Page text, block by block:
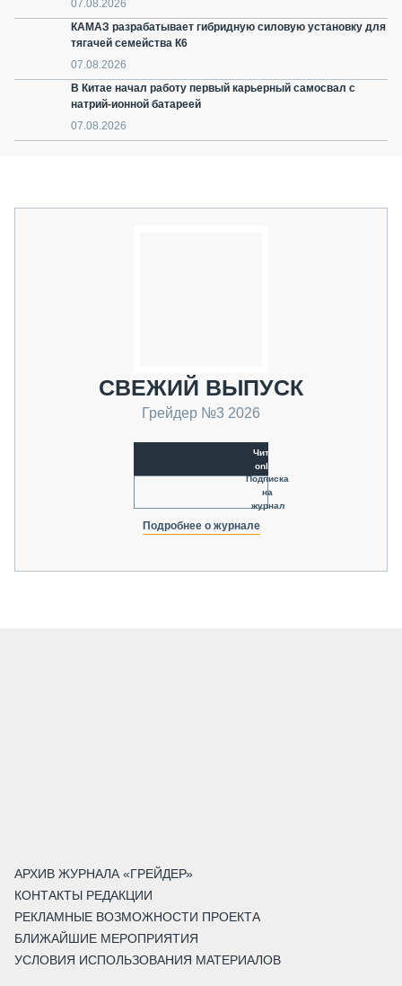
07.08.2026
КАМАЗ разрабатывает гибридную силовую установку для
тягачей семейства К6
07.08.2026
В Китае начал работу первый карьерный самосвал с
натрий-ионной батареей
07.08.2026
СВЕЖИЙ ВЫПУСК
Грейдер №3 2026
Читать
online
Подписка
на
журнал
Подробнее о журнале
АРХИВ ЖУРНАЛА «ГРЕЙДЕР»
КОНТАКТЫ РЕДАКЦИИ
РЕКЛАМНЫЕ ВОЗМОЖНОСТИ ПРОЕКТА
БЛИЖАЙШИЕ МЕРОПРИЯТИЯ
УСЛОВИЯ ИСПОЛЬЗОВАНИЯ МАТЕРИАЛОВ